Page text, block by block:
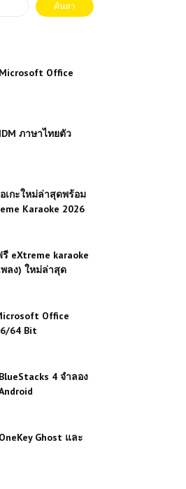
Office
ภาษาไทยตัว
เกะใหม่ล่าสุดพร้อม
Karaoke 2026
eXtreme karaoke
ลง) ใหม่ล่าสุด
Office
64 Bit
4 จำลอง
Ghost และ